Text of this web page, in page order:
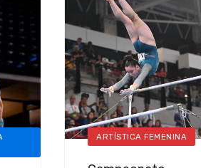
ARTÍSTICA FEMENINA